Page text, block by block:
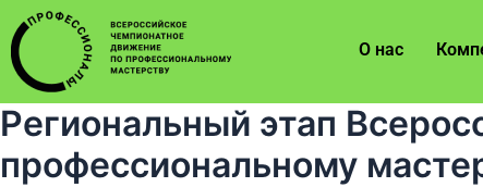
О нас
Региональный этап
профессиональному